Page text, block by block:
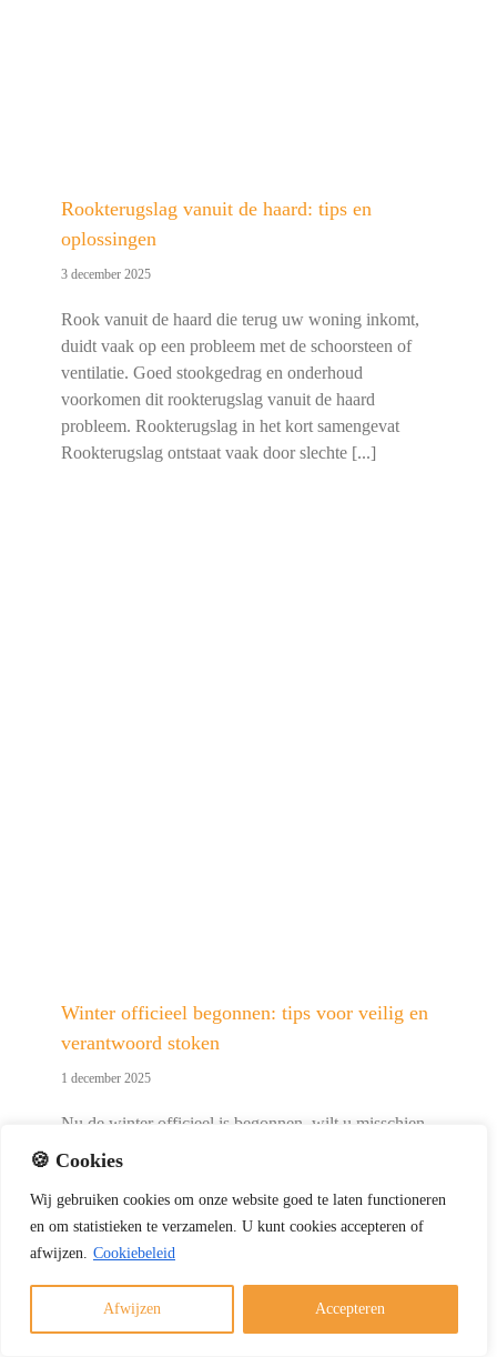
🍪 Cookies
Wij gebruiken cookies om onze website goed te laten functioneren
en om statistieken te verzamelen. U kunt cookies accepteren of
afwijzen. Cookiebeleid
Afwijzen Accepteren
Rookterugslag vanuit de haard: tips en
oplossingen
3 december 2025
Rook vanuit de haard die terug uw woning inkomt,
duidt vaak op een probleem met de schoorsteen of
ventilatie. Goed stookgedrag en onderhoud
voorkomen dit rookterugslag vanuit de haard
probleem. Rookterugslag in het kort samengevat
Rookterugslag ontstaat vaak door slechte [...]
Winter officieel begonnen: tips voor veilig en
verantwoord stoken
1 december 2025
Nu de winter officieel is begonnen, wilt u misschien
genieten van een warm haardvuur. Met deze tips
regels. Veilig en verantwoord stoken kort samengevat
Gebruik alleen droog en schoon hout Laat de [...]